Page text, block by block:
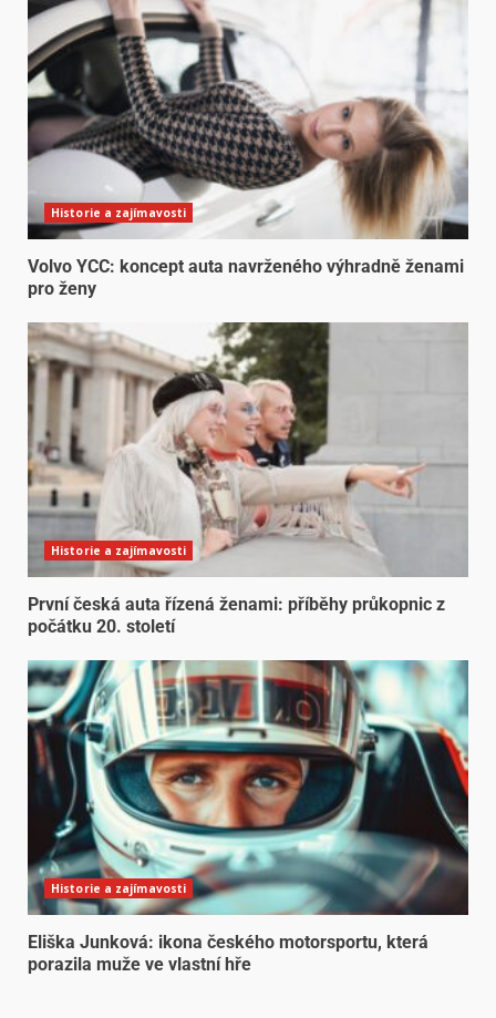
Historie a zajímavosti
Volvo YCC: koncept auta navrženého výhradně ženami
pro ženy
Historie a zajímavosti
První česká auta řízená ženami: příběhy průkopnic z
počátku 20. století
Historie a zajímavosti
Eliška Junková: ikona českého motorsportu, která
porazila muže ve vlastní hře